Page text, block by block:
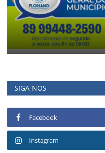
SIGA-NOS
Facebook
Instagram